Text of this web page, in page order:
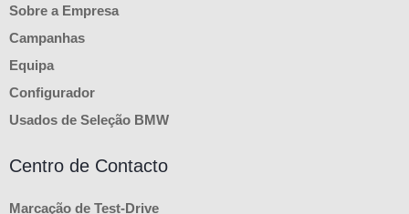
Sobre a Empresa
Campanhas
Equipa
Configurador
Usados de Seleção BMW
Centro de Contacto
Marcação de Test-Drive